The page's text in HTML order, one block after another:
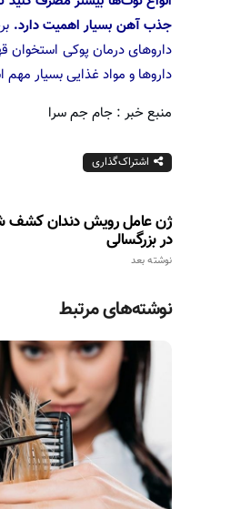
جذب آهن بسیار اهمیت دارد.
داروهای درمان پوکی استخوان
داروها و مواد غذایی بسیار
منبع خبر : جام جم سرا
اشتراک‌گذاری
ژن عامل رویش دندان کشف
در بزرگسالی
نوشته بعد
نوشته‌های مرتبط